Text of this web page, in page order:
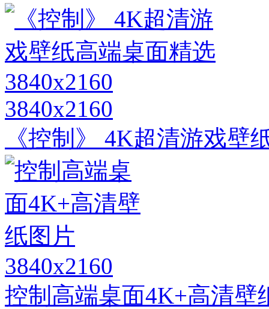
3840x2160
《控制》 4K超清游戏壁
3840x2160
控制高端桌面4K+高清壁